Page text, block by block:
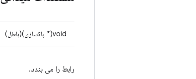
void(* پاکسازی)(باطل)
رابط را می بندد.